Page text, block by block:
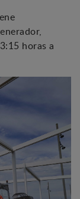
horas a